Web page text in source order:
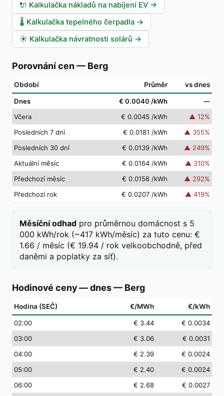
🔌 Kalkulačka nákladů na nabíjení EV →
🌡️ Kalkulačka tepelného čerpadla →
☀️ Kalkulačka návratnosti solárů →
Porovnání cen — Berg
Období Průměr vs dnes
Dnes € 0.0040 /kWh
—
Včera
€ 0.0045 /kWh ▲ 12%
Posledních 7 dní
€ 0.0181 /kWh ▲ 355%
Posledních 30 dní
€ 0.0139 /kWh ▲ 249%
Aktuální měsíc
€ 0.0164 /kWh ▲ 310%
Předchozí měsíc
€ 0.0156 /kWh ▲ 292%
Předchozí rok
€ 0.0207 /kWh ▲ 419%
Měsíční odhad pro průměrnou domácnost s 5
000 kWh/rok (~417 kWh/měsíc) za tuto cenu: €
1.66 / měsíc (€ 19.94 / rok velkoobchodně, před
daněmi a poplatky za síť).
Hodinové ceny — dnes— Berg
Hodina (SEČ) €/MWh €/kWh
02:00 € 3.44
€ 0.0034
03:00 € 3.06
€ 0.0031
04:00 € 2.39
€ 0.0024
05:00 € 2.40
€ 0.0024
06:00 € 2.68
€ 0.0027